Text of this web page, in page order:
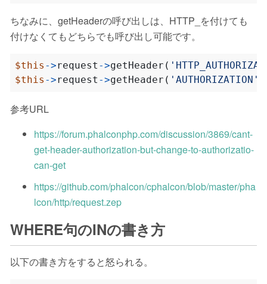
ちなみに、getHeaderの呼び出しは、HTTP_を付けても
付けなくてもどちらでも呼び出し可能です。
$this ->request ->getHeader (
$this ->request ->getHeader ( 'AUTHORIZATION'
参考URL
https://forum.phalconphp.com/discussion/3869/cant-
get-header-authorization-but-change-to-authorizatio-
can-get
https://github.com/phalcon/cphalcon/blob/master/pha
lcon/http/request.zep
WHERE句のINの書き方
以下の書き方をすると怒られる。